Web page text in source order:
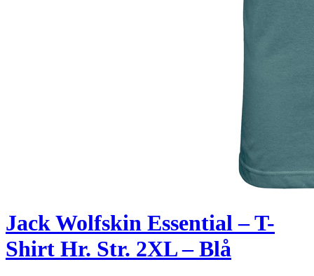
Jack Wolfskin Essential – T-
Shirt Hr. Str. 2XL – Blå